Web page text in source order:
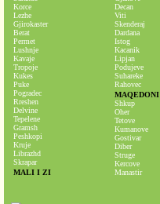
Korce
Lezhe
Gjirokaster
Berat
Permet
Lushnje
Kavaje
Tropoje
Kukes
Puke
Pogradec
Rreshen
Delvine
Tepelene
Gramsh
Peshkopi
Kruje
Librazhd
Skrapar
MALI I ZI
Decan
Viti
Skenderaj
Dardana
Istog
Kacanik
Lipjan
Podujeve
Suhareke
Rahovec
MAQEDONI
Shkup
Oher
Tetove
Kumanove
Gostivar
Diber
Struge
Kercove
Manastir